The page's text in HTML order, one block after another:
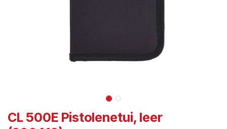
CL 500E Pistolenetui, leer